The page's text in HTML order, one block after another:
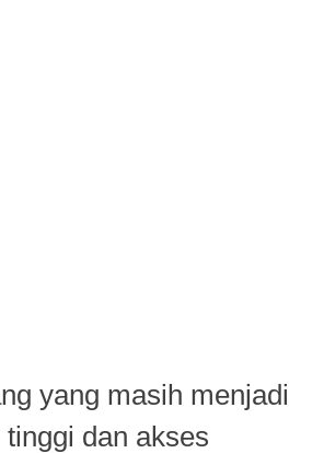
yang masih menjadi
dan akses